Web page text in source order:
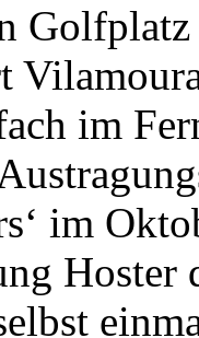
im
im
Hoster